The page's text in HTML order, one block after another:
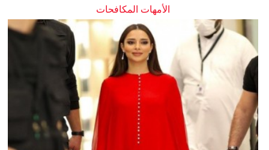
الأمهات المكافحات